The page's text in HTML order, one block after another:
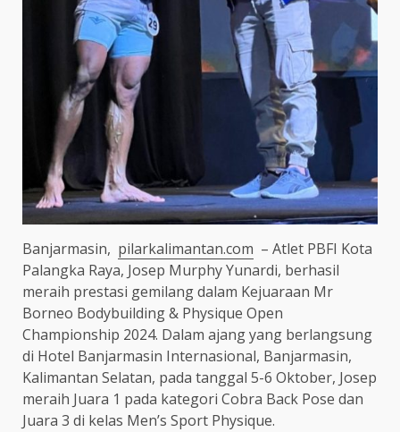
Banjarmasin, pilarkalimantan.com – Atlet PBFI Kota
Palangka Raya, Josep Murphy Yunardi, berhasil
meraih prestasi gemilang dalam Kejuaraan Mr
Borneo Bodybuilding & Physique Open
Championship 2024. Dalam ajang yang berlangsung
di Hotel Banjarmasin Internasional, Banjarmasin,
Kalimantan Selatan, pada tanggal 5-6 Oktober, Josep
meraih Juara 1 pada kategori Cobra Back Pose dan
Juara 3 di kelas Men’s Sport Physique.